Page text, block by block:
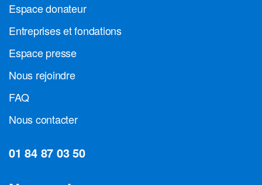
Espace donateur
Entreprises et fondations
Espace presse
Nous rejoindre
FAQ
Nous contacter
01 84 87 03 50